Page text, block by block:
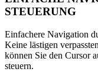
STEUERUNG
Einfachere Navigation
Keine lästigen
können Sie den Cursor
steuern.